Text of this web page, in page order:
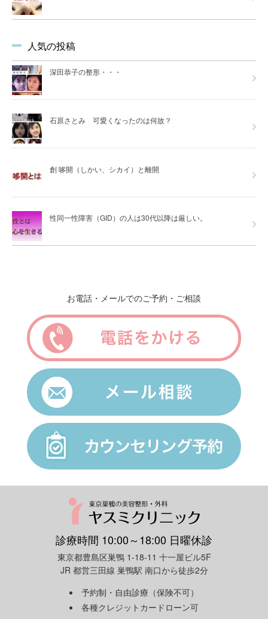
人気の投稿
深田恭子の整形・・・
石原さとみ 可愛くなったのは何故？
創 哆開（しかい、シカイ）と離開
性同一性障害（GID）の人は30代以降は厳しい。
お電話・メールでのご予約・ご相談
診療時間 10:00～18:00 日曜休診
東京都豊島区巣鴨 1-18-11 十一屋ビル5F
JR 都営三田線 巣鴨駅 南口から徒歩2分
予約制・自由診療（保険不可）
各種クレジットカードローン可